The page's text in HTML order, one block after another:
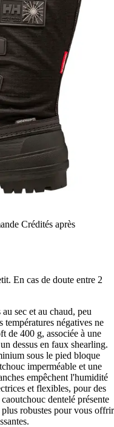
Crédités après
En cas de doute entre 2
sec et au chaud, peu
températures négatives ne
de 400 g, associée à une
dessus en faux shearling.
sous le pied bloque
imperméable et une
empêchent l'humidité
et flexibles, pour des
dentelé présente
robustes pour vous offrir